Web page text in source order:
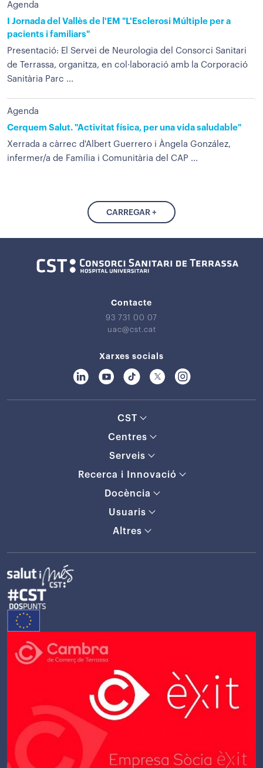
Agenda
I Jornada del Vallès de l'EM "L'Esclerosi Múltiple per a
pacients i familiars"
Presentació: El Servei de Neurologia del Consorci Sanitari
de Terrassa, organitza, en col·laboració amb la Corporació
Sanitària Parc ...
Agenda
Cerquem Salut. "Activitat física, per una vida saludable"
Xerrada a càrrec d'Albert Guerrero i Àngela González,
infermer/a de Família i Comunitària del CAP ...
CARREGAR +
Contacte
93 731 00 07
uac@cst.cat
Xarxes socials
CST
Centres
Serveis
Recerca i Innovació
Docència
Usuaris
Altres